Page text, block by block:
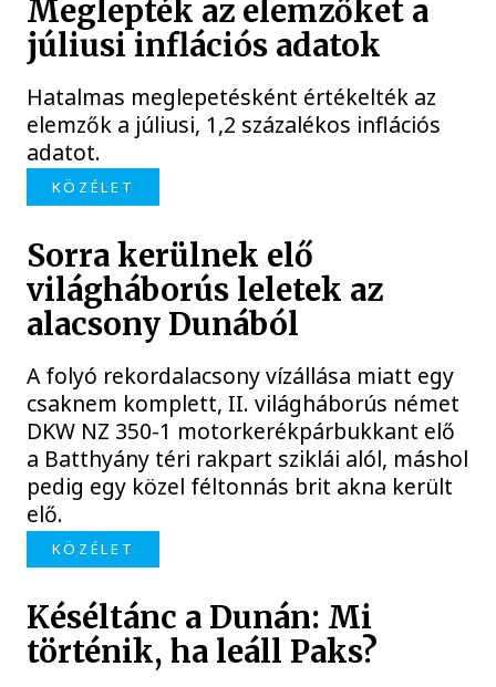
Meglepték az elemzőket a
júliusi inflációs adatok
Hatalmas meglepetésként értékelték az
elemzők a júliusi, 1,2 százalékos inflációs
adatot.
KÖZÉLET
Sorra kerülnek elő
világháborús leletek az
alacsony Dunából
A folyó rekordalacsony vízállása miatt egy
csaknem komplett, II. világháborús német
DKW NZ 350-1 motorkerékpárbukkant elő
a Batthyány téri rakpart sziklái alól, máshol
pedig egy közel féltonnás brit akna került
elő.
KÖZÉLET
Késéltánc a Dunán: Mi
történik, ha leáll Paks?